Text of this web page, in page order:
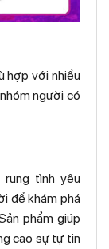
hợp với nhiều
người có
tình yêu
để khám phá
phẩm giúp
cao sự tự tin